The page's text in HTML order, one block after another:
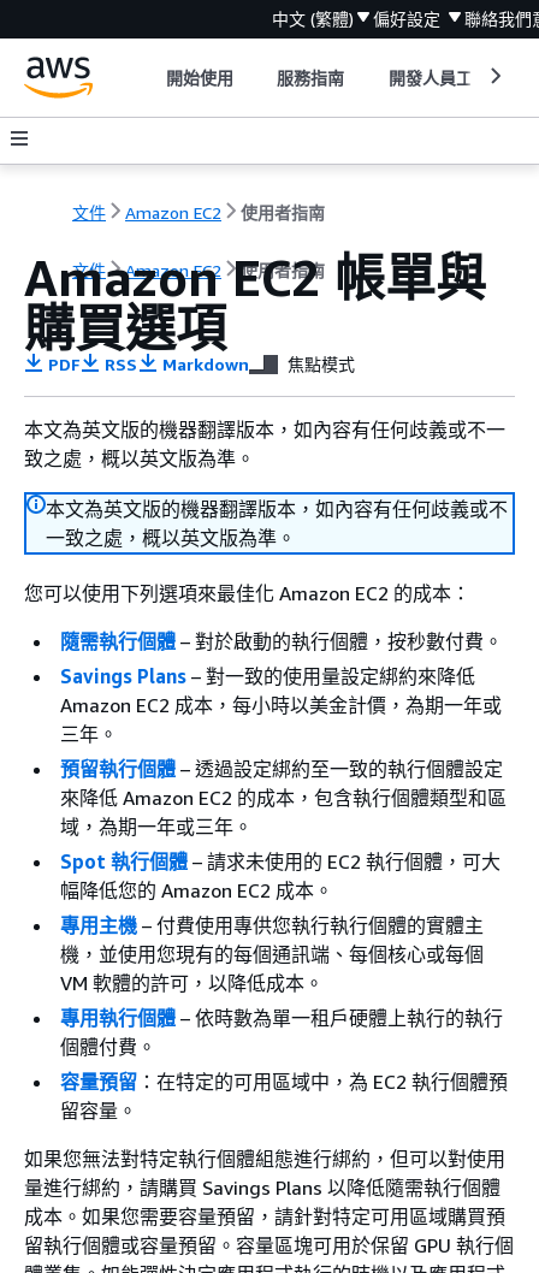
中文 (繁體) 偏好設定 聯絡我們
開始使用 服務指南 開發人員工具
文件 Amazon EC2 使用者指南
文件 Amazon EC2 使用者指南
Amazon EC2 帳單與
購買選項
PDF RSS Markdown 焦點模式
本文為英文版的機器翻譯版本，如內容有任何歧義或不一
致之處，概以英文版為準。
本文為英文版的機器翻譯版本，如內容有任何歧義或不
一致之處，概以英文版為準。
您可以使用下列選項來最佳化 Amazon EC2 的成本：
隨需執行個體 – 對於啟動的執行個體，按秒數付費。
Savings Plans – 對一致的使用量設定綁約來降低
Amazon EC2 成本，每小時以美金計價，為期一年或
三年。
預留執行個體 – 透過設定綁約至一致的執行個體設定
來降低 Amazon EC2 的成本，包含執行個體類型和區
域，為期一年或三年。
Spot 執行個體 – 請求未使用的 EC2 執行個體，可大
幅降低您的 Amazon EC2 成本。
專用主機 – 付費使用專供您執行執行個體的實體主
機，並使用您現有的每個通訊端、每個核心或每個
VM 軟體的許可，以降低成本。
專用執行個體 – 依時數為單一租戶硬體上執行的執行
個體付費。
容量預留 ：在特定的可用區域中，為 EC2 執行個體預
留容量。
如果您無法對特定執行個體組態進行綁約，但可以對使用
量進行綁約，請購買 Savings Plans 以降低隨需執行個體
成本。 如果您需要容量預留，請針對特定可用區域購買預
留執行個體或容量預留。容量區塊可用於保留 GPU 執行個